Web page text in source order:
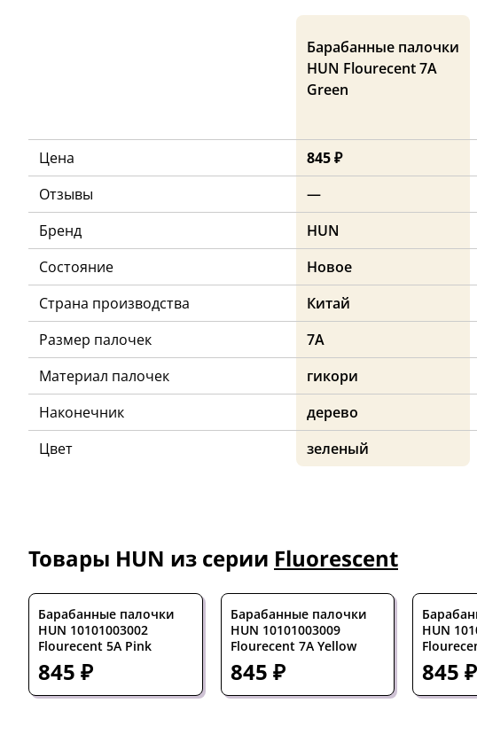
Барабанные палочки
HUN Flourecent 7A
Green
Цена 845 ₽
Отзывы
—
Бренд
HUN
Состояние
Новое
Страна производства
Китай
Размер палочек
7A
Материал палочек
гикори
Наконечник
дерево
Цвет
зеленый
Товары HUN из серии Fluorescent
Барабанные палочки
HUN 10101003002
Flourecent 5A Pink
845 ₽
Барабанные палочки
HUN 10101003009
Flourecent 7A Yellow
845 ₽
HUN
845 ₽